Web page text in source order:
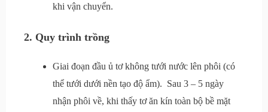
khi vận chuyển.
2. Quy trình trồng
Giai đoạn đầu ủ tơ không tưới nước lên phôi (có
thể tưới dưới nền tạo độ ẩm). Sau 3 – 5 ngày
nhận phôi về, khi thấy tơ ăn kín toàn bộ bề mặt